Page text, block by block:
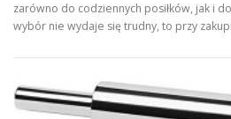
zarówno do codziennych posiłków, jak i
wybór nie wydaje się trudny, to przy